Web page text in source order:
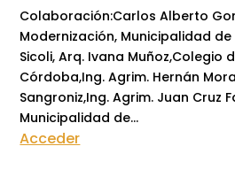
Colaboración:Carlos Alberto
Modernización, Municipalidad
Sicoli, Arq. Ivana Muñoz,Colegio
Córdoba,Ing. Agrim. Hernán
Sangroniz,Ing. Agrim. Juan Cruz
Municipalidad de...
Acceder